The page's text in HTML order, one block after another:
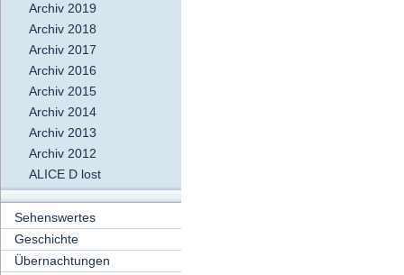
Archiv 2019
Archiv 2018
Archiv 2017
Archiv 2016
Archiv 2015
Archiv 2014
Archiv 2013
Archiv 2012
ALICE D lost
Sehenswertes
Geschichte
Übernachtungen